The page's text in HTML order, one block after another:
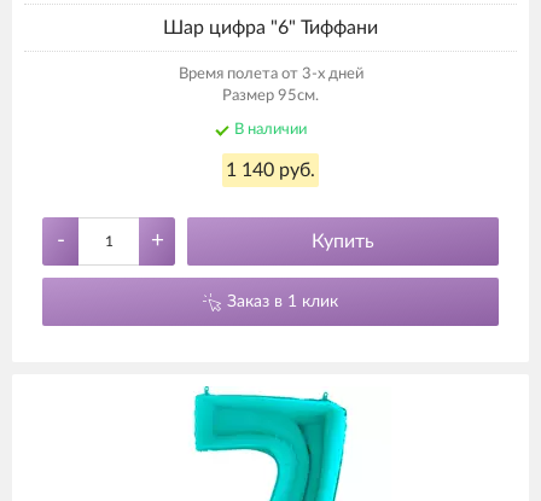
Шар цифра "6" Тиффани
Время полета от 3-х дней
Размер 95см.
В наличии
1 140 руб.
- + Купить
Заказ в 1 клик